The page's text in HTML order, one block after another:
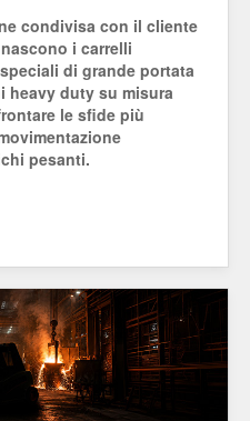
condivisa con il cliente
i carrelli
di grande portata
heavy duty su misura
le sfide più
pesanti.